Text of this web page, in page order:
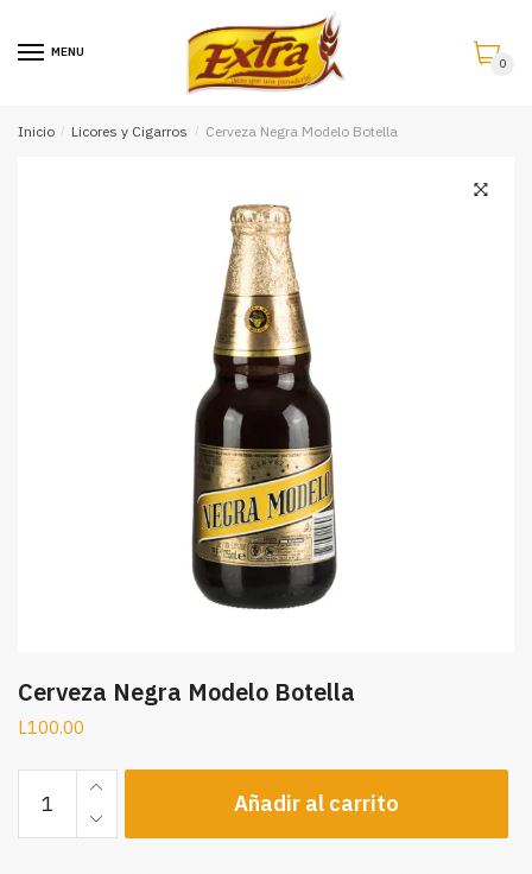
MENU
0
Inicio / Licores y Cigarros / Cerveza Negra Modelo Botella
Cerveza Negra Modelo Botella
L100.00
Negra
Modelo
Añadir al carrito